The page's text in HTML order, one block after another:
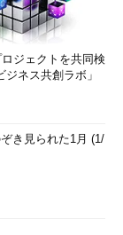
ジェクトを共同検
ネス共創ラボ」
き見られた1月 (1/